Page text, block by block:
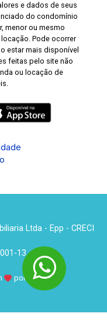
e dados de seus
do condomínio
menor ou mesmo
Pode ocorrer
estar mais disponível
feitas pelo site não
ou locação de
Ltda - Epp - CRECI
13
por KUROLE